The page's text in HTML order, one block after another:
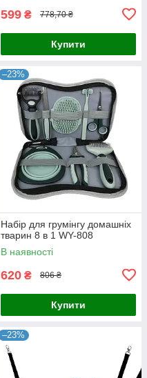
599 ₴ 778,70 ₴
Купити
–23%
Набір для грумінгу домашніх
тварин 8 в 1 WY-808
В наявності
620 ₴ 806 ₴
Купити
–23%